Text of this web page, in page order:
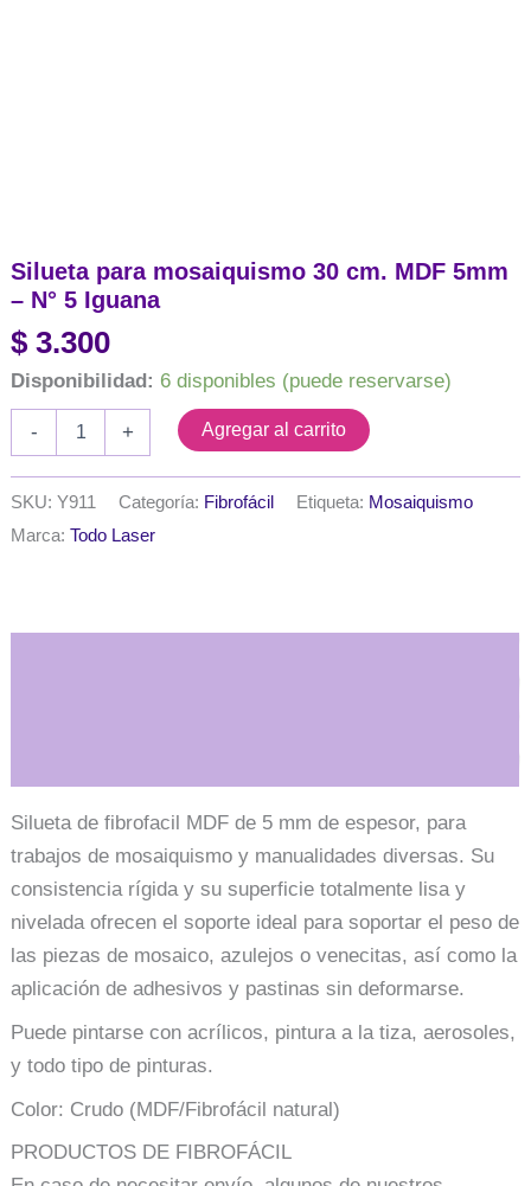
Silueta para mosaiquismo 30 cm. MDF 5mm
– N° 5 Iguana
$ 3.300
Disponibilidad: 6 disponibles (puede reservarse)
-
cm.
MDF
5
+ Agregar al carrito
SKU:Y911 Categoría: Fibrofácil Etiqueta: Mosaiquismo
Marca:Todo Laser
Silueta de fibrofacil MDF de 5 mm de espesor, para
trabajos de mosaiquismo y manualidades diversas. Su
consistencia rígida y su superficie totalmente lisa y
nivelada ofrecen el soporte ideal para soportar el peso de
las piezas de mosaico, azulejos o venecitas, así como la
aplicación de adhesivos y pastinas sin deformarse.
Puede pintarse con acrílicos, pintura a la tiza, aerosoles,
y todo tipo de pinturas.
Color: Crudo (MDF/Fibrofácil natural)
PRODUCTOS DE FIBROFÁCIL